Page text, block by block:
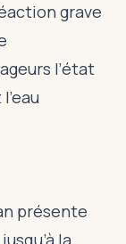
grave
l’état
présente
la